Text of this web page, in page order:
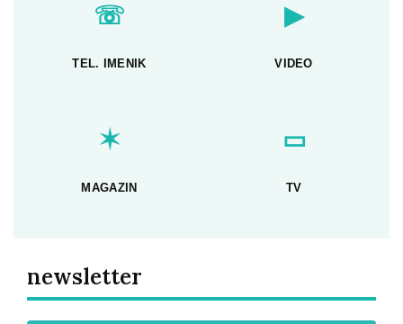
☏
TEL. IMENIK
▶
VIDEO
✶
MAGAZIN
▭
TV
newsletter